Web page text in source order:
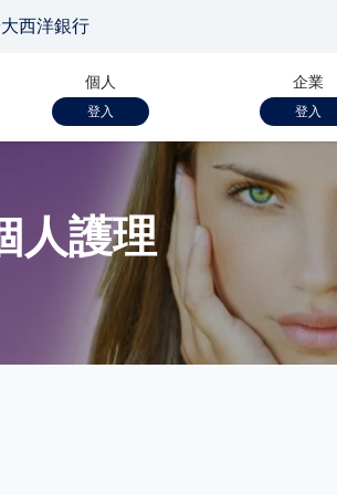
西洋銀行
個人
登入
企業
登入
人護理